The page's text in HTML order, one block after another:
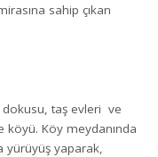
sahip çıkan
dokusu, taş evleri ve
köyü. Köy meydanında
yürüyüş yaparak,